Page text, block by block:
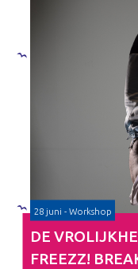
28 juni - Workshop
DE
FREEZZ!